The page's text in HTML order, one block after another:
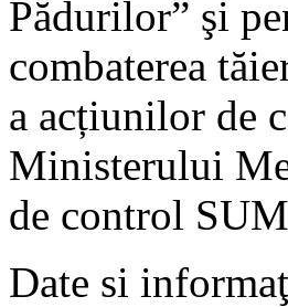
Pădurilor” şi
combaterea
a acțiunilor de
Ministerului
de control
Date si